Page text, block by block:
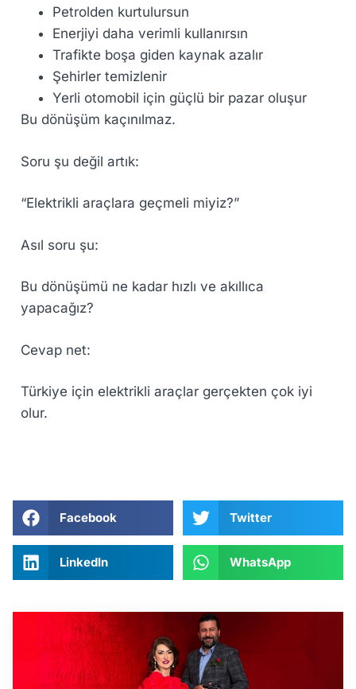
Petrolden kurtulursun
Enerjiyi daha verimli kullanırsın
Trafikte boşa giden kaynak azalır
Şehirler temizlenir
Yerli otomobil için güçlü bir pazar oluşur
Bu dönüşüm kaçınılmaz.
Soru şu değil artık:
“Elektrikli araçlara geçmeli miyiz?”
Asıl soru şu:
Bu dönüşümü ne kadar hızlı ve akıllıca
yapacağız?
Cevap net:
Türkiye için elektrikli araçlar gerçekten çok iyi
olur.
Facebook Twitter
LinkedIn WhatsApp